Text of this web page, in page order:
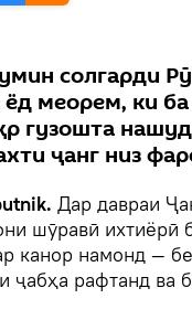
солгарди
меорем, ки
гузошта
ҷанг низ
Дар давраи
шӯравӣ ихтиёрӣ
канор намонд —
ҷабҳа рафтанд ва